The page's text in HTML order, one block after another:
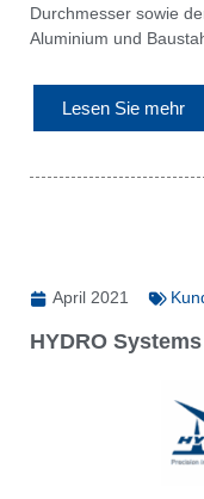
Durchmesser sowie
Aluminium und
Lesen Sie mehr
April 2021
HYDRO